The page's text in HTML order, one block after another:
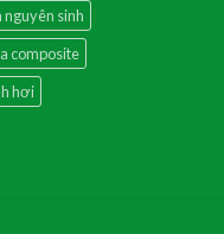
sinh
composite
hơi